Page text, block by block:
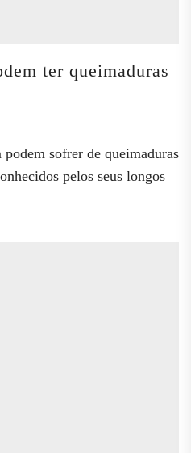
ter queimaduras
podem sofrer de queimaduras
pelos seus longos